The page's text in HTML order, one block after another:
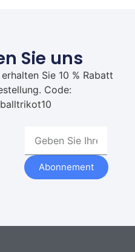
Sie uns
Sie 10 % Rabatt
Code:
Abonnement